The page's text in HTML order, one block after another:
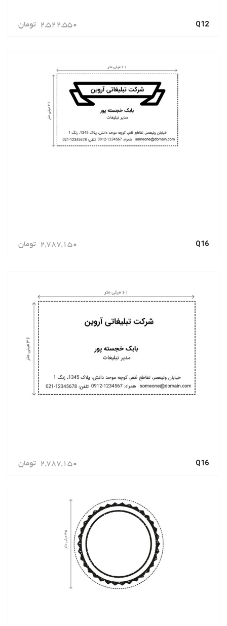
Q12
2,522,550 تومان
Q16
2,787,150 تومان
Q16
2,787,150 تومان